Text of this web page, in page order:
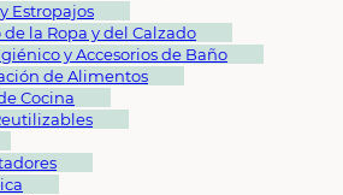
Estropajos
la Ropa y del Calzado
y Accesorios de Baño
de Alimentos
Cocina